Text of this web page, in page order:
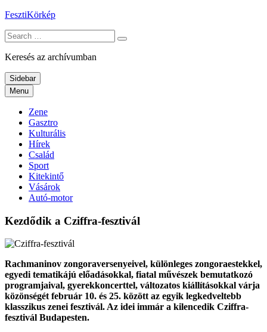
Skip
content
FesztiKörkép
Search
for:
Keresés az archívumban
Sidebar
Menu
Zene
Gasztro
Kulturális
Hírek
Család
Sport
Kitekintő
Vásárok
Autó-motor
Kezdődik a Cziffra-fesztivál
Rachmaninov zongoraversenyeivel, különleges zongoraestekkel,
egyedi tematikájú előadásokkal, fiatal művészek bemutatkozó
programjaival, gyerekkoncerttel, változatos kiállításokkal várja
közönségét február 10. és 25. között az egyik legkedveltebb
klasszikus zenei fesztivál. Az idei immár a kilencedik Cziffra-
fesztivál Budapesten.